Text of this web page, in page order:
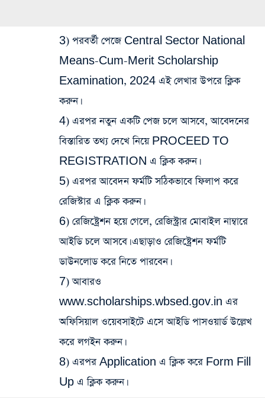
3) পরবর্তী পেজে Central Sector National
Means-Cum-Merit Scholarship
Examination, 2024 এই লেখার উপরে ক্লিক
করুন।
4) এরপর নতুন একটি পেজ চলে আসবে, আবেদনের
বিস্তারিত তথ্য দেখে নিয়ে PROCEED TO
REGISTRATION এ ক্লিক করুন।
5) এরপর আবেদন ফর্মটি সঠিকভাবে ফিলাপ করে
রেজিস্টার এ ক্লিক করুন।
6) রেজিষ্ট্রেশন হয়ে গেলে, রেজিস্ট্রার মোবাইল নাম্বারে
আইডি চলে আসবে। এছাড়াও রেজিষ্ট্রেশন ফর্মটি
ডাউনলোড করে নিতে পারবেন।
7) আবারও
www.scholarships.wbsed.gov.in এর
অফিসিয়াল ওয়েবসাইটে এসে আইডি পাসওয়ার্ড উল্লেখ
করে লগইন করুন।
8) এরপর Application এ ক্লিক করে Form Fill
Up এ ক্লিক করুন।